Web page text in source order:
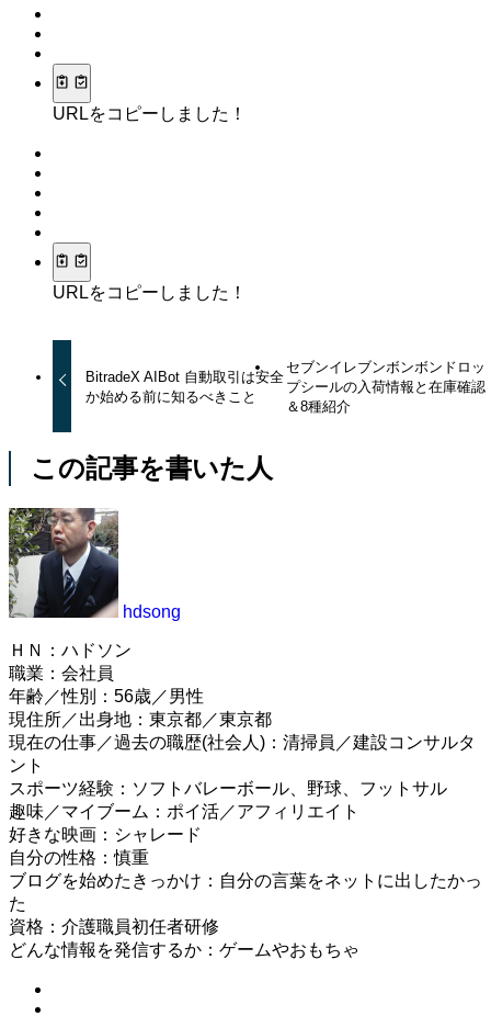
URLをコピーしました！
URLをコピーしました！
BitradeX AIBot 自動取引は安全
か始める前に知るべきこと
セブンイレブンボンボンドロッ
プシールの入荷情報と在庫確認
＆8種紹介
この記事を書いた人
hdsong
ＨＮ：ハドソン
職業：会社員
年齢／性別：56歳／男性
現住所／出身地：東京都／東京都
現在の仕事／過去の職歴(社会人)：清掃員／建設コンサルタ
ント
スポーツ経験：ソフトバレーボール、野球、フットサル
趣味／マイブーム：ポイ活／アフィリエイト
好きな映画：シャレード
自分の性格：慎重
ブログを始めたきっかけ：自分の言葉をネットに出したかっ
た
資格：介護職員初任者研修
どんな情報を発信するか：ゲームやおもちゃ